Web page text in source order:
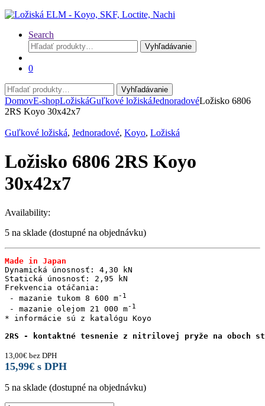
Search
Hľadať:
Vyhľadávanie
0
Hľadať:
Vyhľadávanie
DomovE-shopLožiskáGuľkové ložiskáJednoradovéLožisko 6806
2RS Koyo 30x42x7
Guľkové ložiská, Jednoradové, Koyo, Ložiská
Ložisko 6806 2RS Koyo
30x42x7
Availability:
5 na sklade (dostupné na objednávku)
Made in Japan
Dynamická únosnosť: 4,30 kN
Statická únosnosť: 2,95 kN
Frekvencia otáčania:
- mazanie tukom 8 600 m
- mazanie olejom 21 000 m
* informácie sú z katalógu Koyo
2RS - kontaktné tesnenie z nitrilovej pryže na oboch
13,00€ bez DPH
15,99€ s DPH
5 na sklade (dostupné na objednávku)